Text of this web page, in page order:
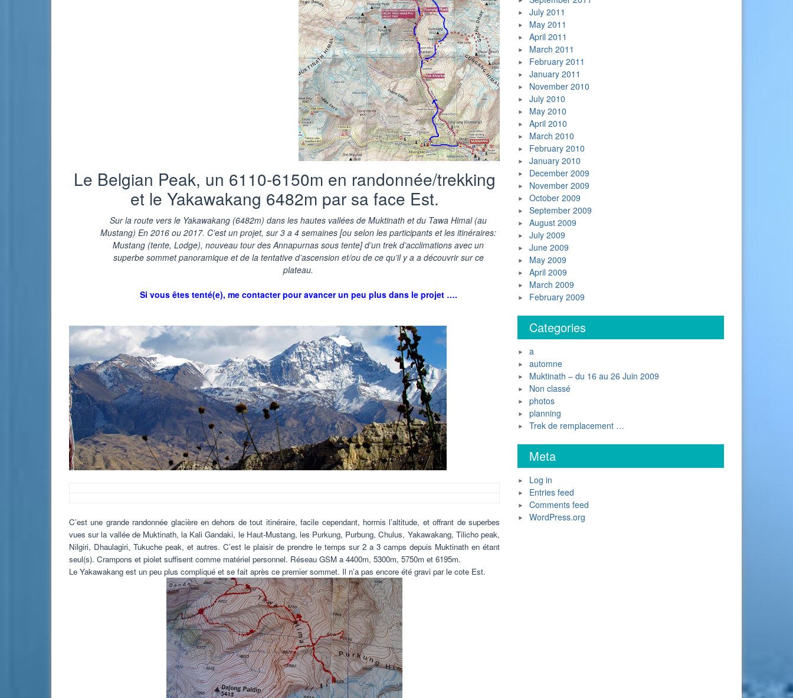
Le Belgian Peak, un 6110-6150m en randonnée/trekking
et le Yakawakang 6482m par sa face Est.
Sur la route vers le Yakawakang (6482m) dans les hautes vallées de Muktinath et du Tawa Himal (au
Mustang) En 2016 ou 2017. C’est un projet, sur 3 a 4 semaines [ou selon les participants et les itinéraires:
Mustang (tente, Lodge), nouveau tour des Annapurnas sous tente] d’un trek d’acclimations avec un
superbe sommet panoramique et de la tentative d’ascension et/ou de ce qu’il y a a découvrir sur ce
plateau.
Si vous êtes tenté(e), me contacter pour avancer un peu plus dans le projet ….
C’est une grande randonnée glacière en dehors de tout itinéraire, facile cependant, hormis l’altitude, et offrant de superbes
vues sur la vallée de Muktinath, la Kali Gandaki, le Haut-Mustang, les Purkung, Purbung, Chulus, Yakawakang, Tilicho peak,
Nilgiri, Dhaulagiri, Tukuche peak, et autres. C’est le plaisir de prendre le temps sur 2 a 3 camps depuis Muktinath en étant
seul(s). Crampons et piolet suffisent comme matériel personnel. Réseau GSM a 4400m, 5300m, 5750m et 6195m.
Le Yakawakang est un peu plus compliqué et se fait après ce premier sommet. Il n’a pas encore été gravi par le cote Est.
July 2011
May 2011
April 2011
March 2011
February 2011
January 2011
November 2010
July 2010
May 2010
April 2010
March 2010
February 2010
January 2010
December 2009
November 2009
October 2009
September 2009
August 2009
July 2009
June 2009
May 2009
April 2009
March 2009
February 2009
Categories
a
automne
Muktinath – du 16 au 26 Juin 2009
Non classé
photos
planning
Trek de remplacement …
Meta
Log in
Entries feed
Comments feed
WordPress.org